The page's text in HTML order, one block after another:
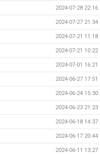
2024-07-28 22:16
2024-07-27 21:34
2024-07-21 11:18
2024-07-21 10:22
2024-07-01 16:21
2024-06-27 17:51
2024-06-24 15:30
2024-06-23 21:23
2024-06-18 14:37
2024-06-17 20:44
2024-06-11 13:27